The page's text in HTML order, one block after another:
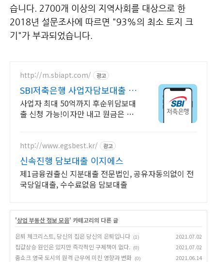
습니다. 2700개 이상의 지역사회를 대상으로 한
2018년 설문조사에 따르면 "93%의 최소 토지 크
기"가 부과되었습니다.
http://m.sbiapt.com/ 광고
SBI저축은행 사업자담보대출 스
트레스DSR 고민 그만
사업자 최대 50억까지 후순위담보대
출 신청 가능!이자만 내고 원금은 만
http://www.egsbest.kr/ 광고
신속진행 담보대출 이지에스
제1금융권출신 지분대출 전문법인, 공유자동의없이 전
국당일대출, 수수료없음 담보대출
'상업 부동산 정보 모음' 카테고리의 다른 글
은퇴 체크리스트, 당신의 집은 당신의 은퇴입니다 (1) 2021.07.02
집값상승 원인은 있지만 즉각적인 구제책이 없다. (0) 2021.07.02
줌쇼크 영국 도시의 원격 근무에 미친 영향과 변화 (0) 2021.06.14